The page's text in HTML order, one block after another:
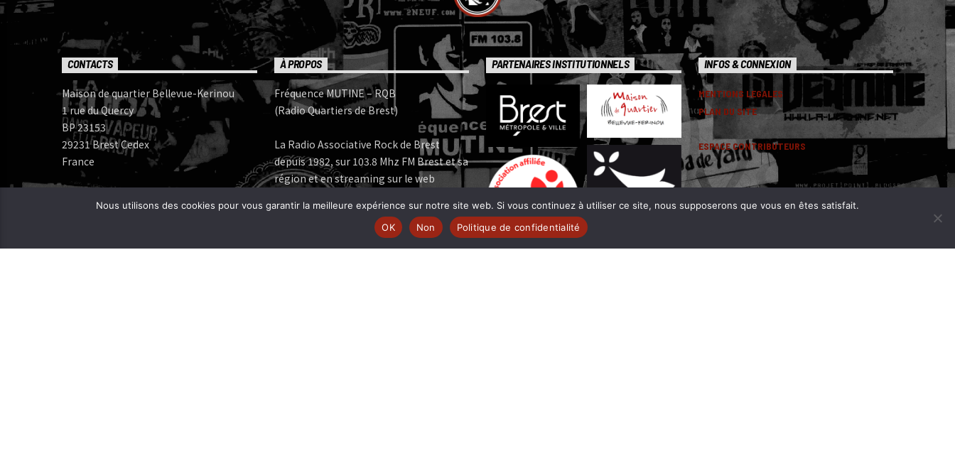
CONTACTS
Maison de quartier Bellevue-Kerinou
1 rue du Quercy
BP 23153
29231 Brest Cedex
France
Bureau: 02 98 05 07 96
Mail:
À PROPOS
Fréquence MUTINE – RQB
(Radio Quartiers de Brest)
La Radio Associative Rock de Brest
depuis 1982, sur 103.8 Mhz FM Brest et sa
région et en streaming sur le web
Fréquence MUTINE est membre:
FERAROCK | www.ferarock.org |
CORLAB | www.corlab.org|
PARTENAIRES INSTITUTIONNELS INFOS & CONNEXION
MENTIONS LEGALES
PLAN DU SITE
ESPACE CONTRIBUTEURS
Nous utilisons des cookies pour vous garantir la meilleure expérience sur notre site web. Si vous continuez à utiliser ce site, nous supposerons que vous en êtes satisfait.
OK
Non Politique de confidentialité